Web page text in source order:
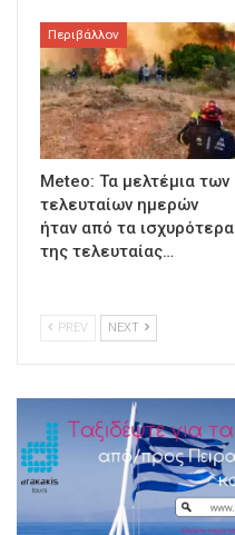
Περιβάλλον
Meteo: Τα μελτέμια των
τελευταίων ημερών
ήταν από τα ισχυρότερα
της τελευταίας…
PREV NEXT